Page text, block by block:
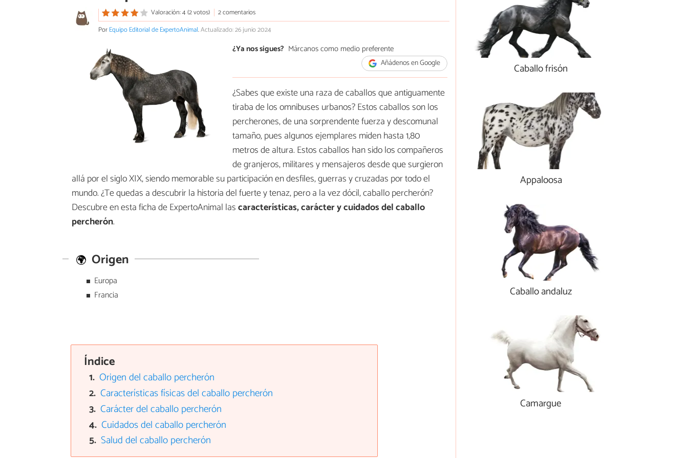
Valoración: 4 (2 votos)
2 comentarios
PorEquipo Editorial de ExpertoAnimal.Actualizado: 26 junio 2024
¿Ya nos sigues? Márcanos como medio preferente
Añádenos en Google
¿Sabes que existe una raza de caballos que antiguamente
tiraba de los omnibuses urbanos? Estos caballos son los
percherones, de una sorprendente fuerza y descomunal
tamaño, pues algunos ejemplares miden hasta 1,80
metros de altura. Estos caballos han sido los compañeros
de granjeros, militares y mensajeros desde que surgieron
allá por el siglo XIX, siendo memorable su participación en desfiles, guerras y cruzadas por todo el
mundo. ¿Te quedas a descubrir la historia del fuerte y tenaz, pero a la vez dócil, caballo percherón?
Descubre en esta ficha de ExpertoAnimal lascaracterísticas, carácter y cuidados del caballo
percherón.
Origen
Europa
Francia
Índice
Origen del caballo percherón
Características físicas del caballo percherón
Carácter del caballo percherón
Cuidados del caballo percherón
Salud del caballo percherón
Caballo frisón
Appaloosa
Caballo andaluz
Camargue